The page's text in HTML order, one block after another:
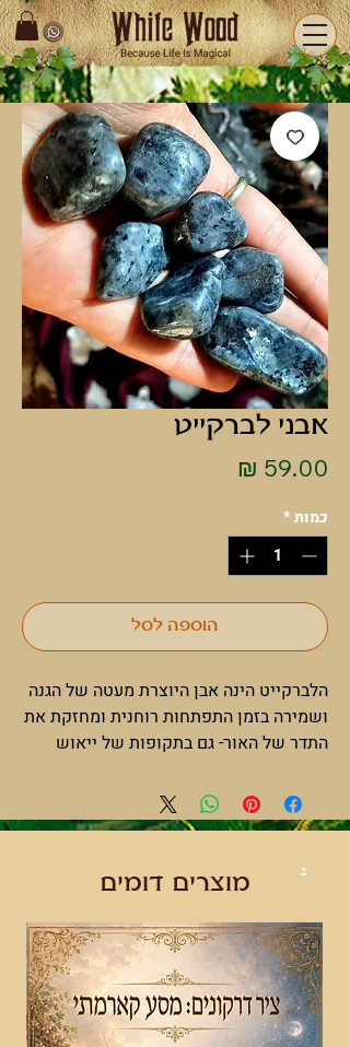
אבני לברקייט
כמות*
הוספה לסל
הלברקייט הינה אבן היוצרת מעטה של הגנה
ושמירה בזמן התפתחות רוחנית ומחזקת את
התדר של האור- גם בתקופות של ייאוש
וחשיבה שלילית, לכן נחשבת כאבן מאזנת
את הגוף עם המיינד.
הלברקייט מאפשרת לאנרגיה חיובית לחדור
פותחת אותנו להבנה כיצד היקום עובד,
ועוזרת לנו להתחבר עם אמא אדמה,
מדריכים וחיות טוטם.
מומלץ לעבוד איתה כאשר ישנה תחושה של
חוסר שליטה
.
מוצרים דומים